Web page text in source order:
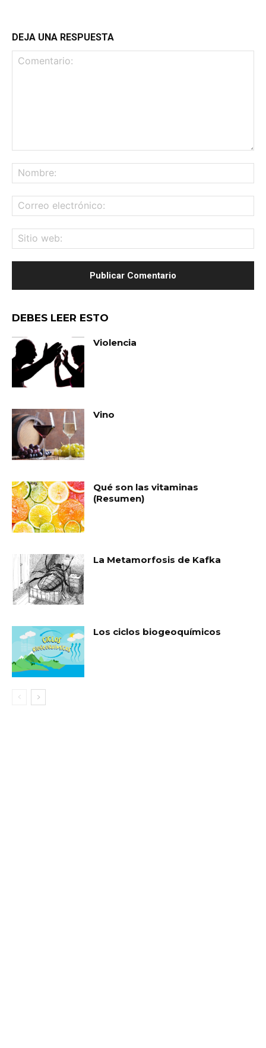
DEJA UNA RESPUESTA
DEBES LEER ESTO
Violencia
Vino
Qué son las vitaminas
(Resumen)
La Metamorfosis de Kafka
Los ciclos biogeoquímicos